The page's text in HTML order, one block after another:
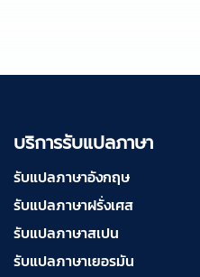
บริการรับแปลภาษา
รับแปลภาษาอังกฤษ
รับแปลภาษาฝรั่งเศส
รับแปลภาษาสเปน
รับแปลภาษาเยอรมัน